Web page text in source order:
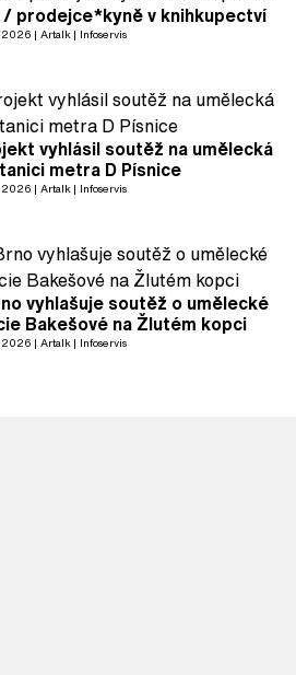
/ prodejce*kyně v knihkupectví
2026 Artalk Infoservis
vyhlásil soutěž na umělecká
metra D Písnice
2026 Artalk Infoservis
vyhlašuje soutěž o umělecké
Bakešové na Žlutém kopci
2026 Artalk Infoservis